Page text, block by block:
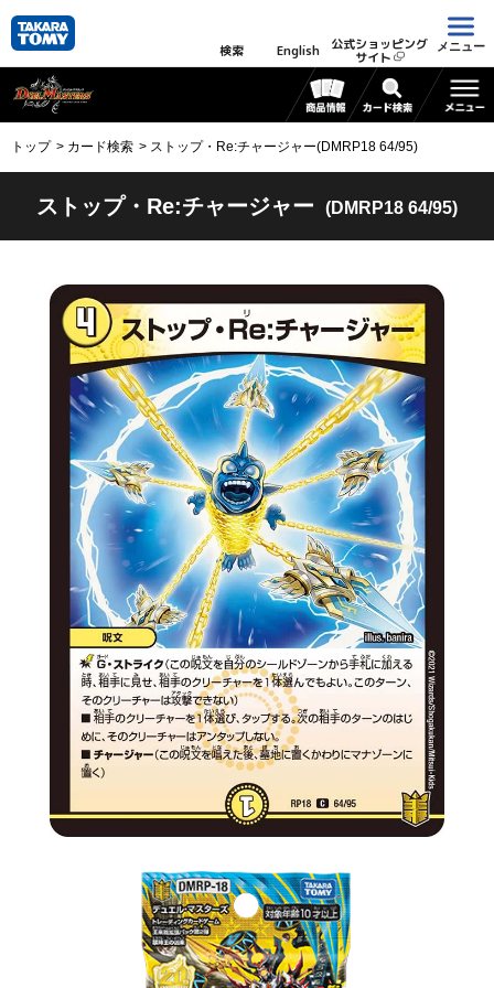
検索 English 公式ショッピング
サイト
メニュー
トップ カード検索 ストップ・Re:チャージャー(DMRP18 64/95)
ストップ・Re:チャージャー (DMRP18 64/95)